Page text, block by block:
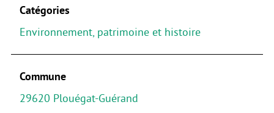
Catégories
Environnement, patrimoine et histoire
Commune
29620 Plouégat-Guérand